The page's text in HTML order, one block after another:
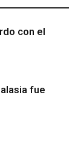
con el
fue